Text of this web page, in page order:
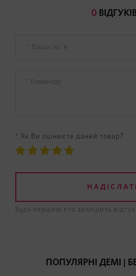
0
* Як Ви оцінюєте даний товар?
Будь першим хто залишить відгук
ПОПУЛЯРНІ ДЕМІ |